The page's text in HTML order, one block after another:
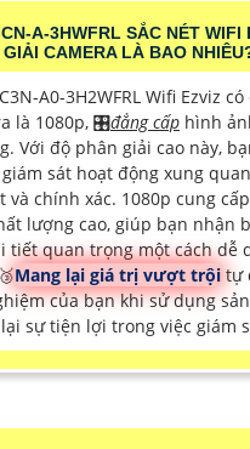
A-3HWFRL SẮC NÉT WIFI
GIẢI CAMERA LÀ BAO
A0-3H2WFRL Wifi Ezviz
là 1080p, 🎛đẳng cấp hình
Với độ phân giải cao này,
sát hoạt động xung
và chính xác. 1080p cung
lượng cao, giúp bạn nhận
tiết quan trọng một cách dễ
Mang lại giá trị vượt trội tự
của bạn khi sử dụng
sự tiện lợi trong việc giám